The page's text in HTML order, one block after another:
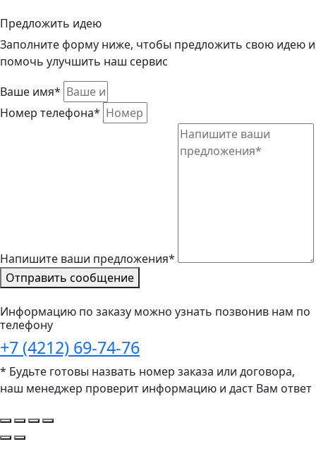
Предложить идею
Заполните форму ниже, чтобы предложить свою идею и
помочь улучшить наш сервис
Ваше имя*
Номер телефона*
Напишите ваши предложения*
Отправить сообщение
Информацию по заказу можно узнать позвонив нам по
телефону
+7 (4212) 69-74-76
* Будьте готовы назвать номер заказа или договора,
наш менеджер проверит информацию и даст Вам ответ